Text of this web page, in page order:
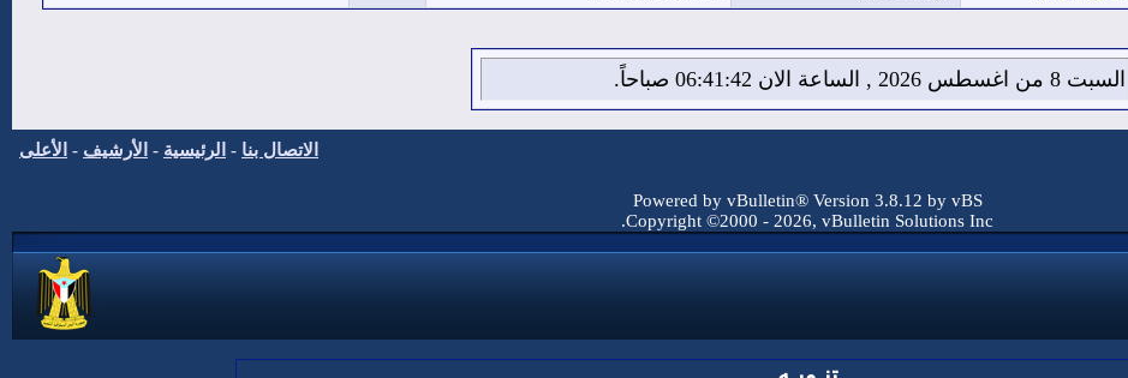
السبت 8 من اغسطس 2026 , الساعة الان 06:41:43 صباحاً.
الاتصال بنا - الرئيسية - الأرشيف - الأعلى
Powered by vBulletin® Version 3.8.12 by vBS
Copyright ©2000 - 2026, vBulletin Solutions Inc.